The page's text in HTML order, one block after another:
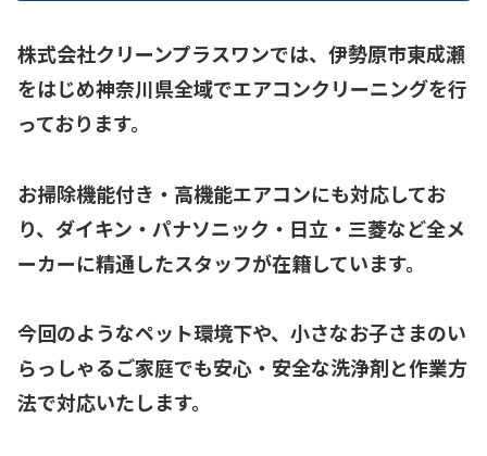
株式会社クリーンプラスワンでは、 伊勢原市東成瀬
をはじめ神奈川県全域でエアコンクリーニングを行
っております。
お掃除機能付き・高機能エアコンにも対応してお
り、 ダイキン・パナソニック・日立・三菱など全メ
ーカーに精通したスタッフが在籍しています。
今回のようなペット環境下や、小さなお子さまのい
らっしゃるご家庭でも安心・安全な洗浄剤と作業方
法で対応いたします。